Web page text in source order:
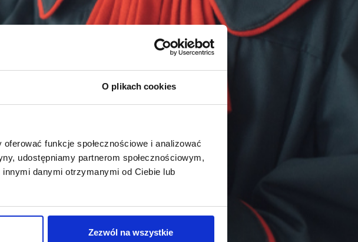
O plikach cookies
funkcje społecznościowe i analizować
udostępniamy partnerom społecznościowym,
danymi otrzymanymi od Ciebie lub
Zezwól na wszystkie